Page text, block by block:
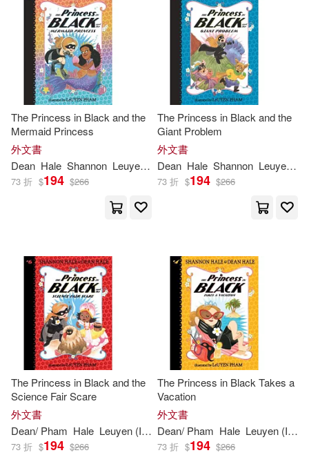
Dean/ Revasch(1)
Leuyen (ILT)/ Cano(1)
LuUyen (ILT)(1)
Sara (TRN)(1) Tara (NRT)(1)
可海外宅配(87)
可港澳店取(87)
可新加坡店取(87)
價格
範圍
The Princess in Black and the
Mermaid Princess
外文書
Dean Hale Shannon Leuyen Pham
73 折 $194 $266
The Princess in Black and the
Giant Problem
外文書
Dean Hale Shannon Leuyen
73 折 $194 $266
The Princess in Black and the
Science Fair Scare
外文書
Dean/ Pham Hale Leuyen (ILT) Shannon/Hale
73 折 $194 $266
The Princess in Black Takes a
Vacation
外文書
Dean/ Pham Hale Leuyen (ILT)
73 折 $194 $266